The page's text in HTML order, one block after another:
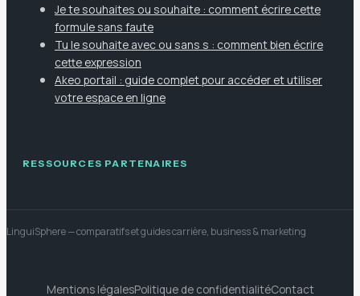
Je te souhaites ou souhaite : comment écrire cette
formule sans faute
Tu le souhaite avec ou sans s : comment bien écrire
cette expression
Akeo portail : guide complet pour accéder et utiliser
votre espace en ligne
RESSOURCES PARTENAIRES
LinguiSphere— comparatifs et guides carrière, business & marketing
Mentions légalesPolitique de confidentialitéContact